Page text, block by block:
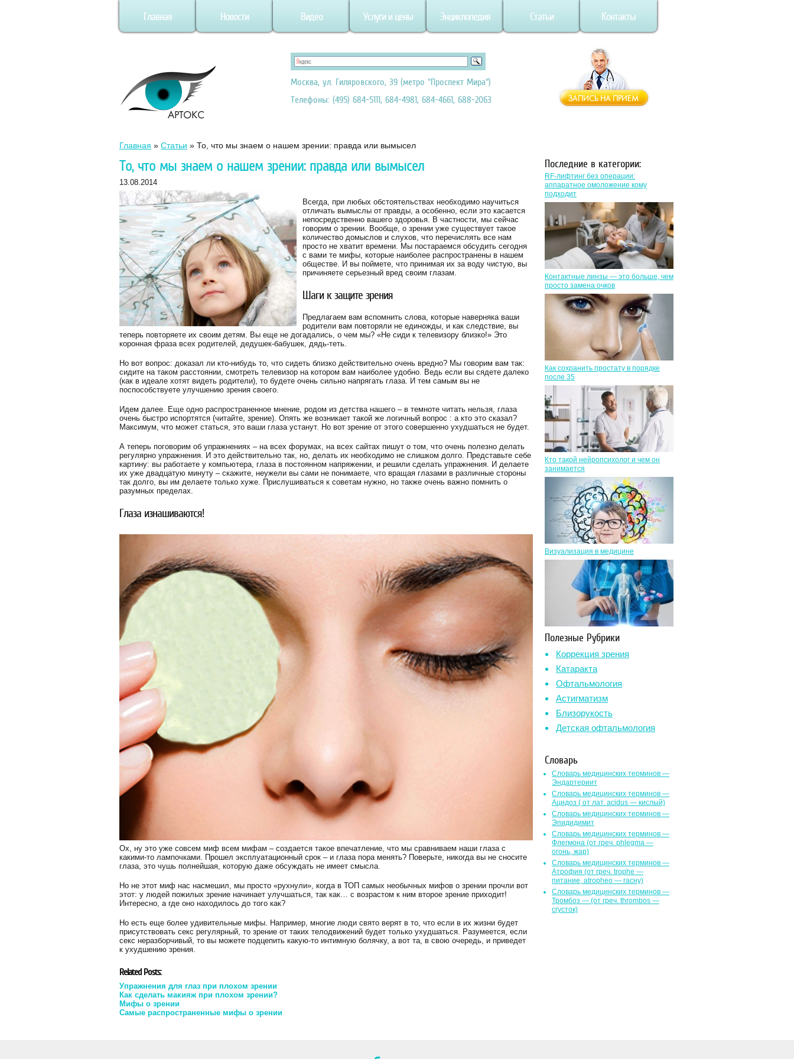
Главная Новости Видео Услуги и цены Энциклопедия Статьи Контакты
Москва, ул. Гиляровского, 39 (метро "Проспект Мира")
Телефоны: (495) 684-5111, 684-4981, 684-4661, 688-2063
Главная » Статьи » То, что мы знаем о нашем зрении: правда или вымысел
То, что мы знаем о нашем зрении: правда или вымысел
13.08.2014
Всегда, при любых обстоятельствах необходимо научиться
отличать вымыслы от правды, а особенно, если это касается
непосредственно вашего здоровья. В частности, мы сейчас
говорим о зрении. Вообще, о зрении уже существует такое
количество домыслов и слухов, что перечислять все нам
просто не хватит времени. Мы постараемся обсудить сегодня
с вами те мифы, которые наиболее распространены в нашем
обществе. И вы поймете, что принимая их за воду чистую, вы
причиняете серьезный вред своим глазам.
Шаги к защите зрения
Предлагаем вам вспомнить слова, которые наверняка ваши
родители вам повторяли не единожды, и как следствие, вы
теперь повторяете их своим детям. Вы еще не догадались, о чем мы? «Не сиди к телевизору близко!» Это
коронная фраза всех родителей, дедушек-бабушек, дядь-теть.
Но вот вопрос: доказал ли кто-нибудь то, что сидеть близко действительно очень вредно? Мы говорим вам так:
сидите на таком расстоянии, смотреть телевизор на котором вам наиболее удобно. Ведь если вы сядете далеко
(как в идеале хотят видеть родители), то будете очень сильно напрягать глаза. И тем самым вы не
поспособствуете улучшению зрения своего.
Идем далее. Еще одно распространенное мнение, родом из детства нашего – в темноте читать нельзя, глаза
очень быстро испортятся (читайте, зрение). Опять же возникает такой же логичный вопрос : а кто это сказал?
Максимум, что может статься, это ваши глаза устанут. Но вот зрение от этого совершенно ухудшаться не будет.
А теперь поговорим об упражнениях – на всех форумах, на всех сайтах пишут о том, что очень полезно делать
регулярно упражнения. И это действительно так, но, делать их необходимо не слишком долго. Представьте себе
картину: вы работаете у компьютера, глаза в постоянном напряжении, и решили сделать упражнения. И делаете
их уже двадцатую минуту – скажите, неужели вы сами не понимаете, что вращая глазами в различные стороны
так долго, вы им делаете только хуже. Прислушиваться к советам нужно, но также очень важно помнить о
разумных пределах.
Глаза изнашиваются!
Ох, ну это уже совсем миф всем мифам – создается такое впечатление, что мы сравниваем наши глаза с
какими-то лампочками. Прошел эксплуатационный срок – и глаза пора менять? Поверьте, никогда вы не сносите
глаза, это чушь полнейшая, которую даже обсуждать не имеет смысла.
Но не этот миф нас насмешил, мы просто «рухнули», когда в ТОП самых необычных мифов о зрении прочли вот
этот: у людей пожилых зрение начинает улучшаться, так как… с возрастом к ним второе зрение приходит!
Интересно, а где оно находилось до того как?
Но есть еще более удивительные мифы. Например, многие люди свято верят в то, что если в их жизни будет
присутствовать секс регулярный, то зрение от таких телодвижений будет только ухудшаться. Разумеется, если
секс неразборчивый, то вы можете подцепить какую-то интимную болячку, а вот та, в свою очередь, и приведет
к ухудшению зрения.
Related Posts:
Упражнения для глаз при плохом зрении
Как сделать макияж при плохом зрении?
Мифы о зрении
Самые распространенные мифы о зрении
Последние в категории:
RF-лифтинг без операции:
аппаратное омоложение кому
подходит
Контактные линзы — это больше, чем
просто замена очков
Как сохранить простату в порядке
после 35
Кто такой нейропсихолог и чем он
занимается
Визуализация в медицине
Полезные Рубрики
Коррекция зрения
Катаракта
Офтальмология
Астигматизм
Близорукость
Детская офтальмология
Словарь
Словарь медицинских терминов —
Эндартериит
Словарь медицинских терминов —
Ацидоз ( от лат. асidus — кислый)
Словарь медицинских терминов —
Эпидидимит
Словарь медицинских терминов —
Флегмона (от гpeч. phlegma —
огонь, жар)
Словарь медицинских терминов —
Атрофия (от греч. trophe —
питание, atropheo — гасну)
Словарь медицинских терминов —
Тромбоз — (от греч. thrombos —
сгусток)